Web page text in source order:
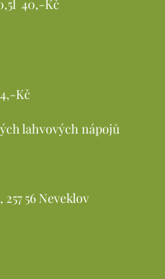
40,-Kč
Kč
lahvových nápojů
56 Neveklov